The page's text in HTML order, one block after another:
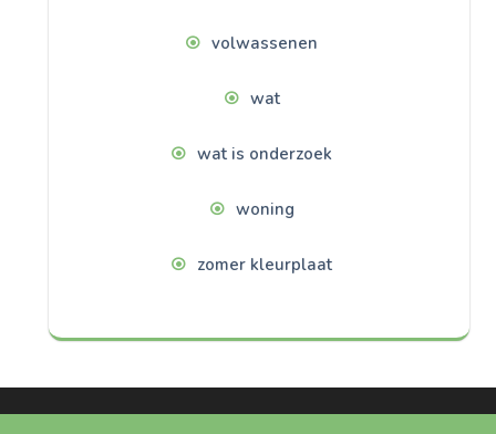
volwassenen
wat
wat is onderzoek
woning
zomer kleurplaat